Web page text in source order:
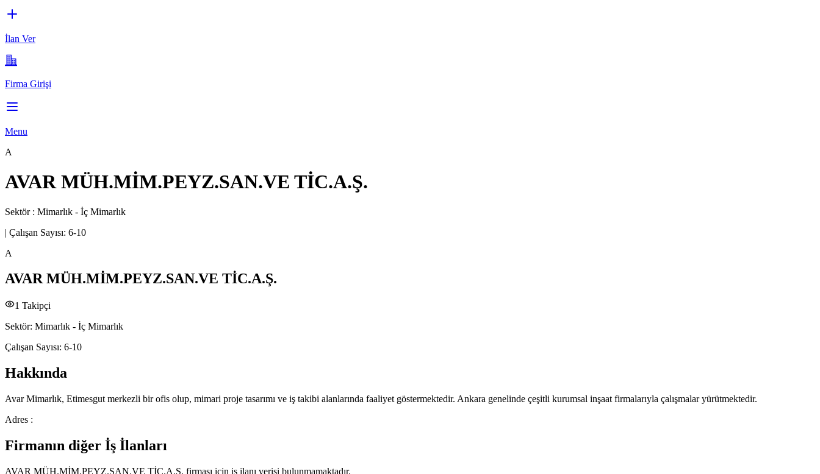
İlan Ver
Firma Girişi
Menu
A
AVAR MÜH.MİM.PEYZ.SAN.VE TİC.A.Ş.
Sektör : Mimarlık - İç Mimarlık
| Çalışan Sayısı: 6-10
A
AVAR MÜH.MİM.PEYZ.SAN.VE TİC.A.Ş.
1 Takipçi
Sektör: Mimarlık - İç Mimarlık
Çalışan Sayısı: 6-10
Hakkında
Avar Mimarlık, Etimesgut merkezli bir ofis olup, mimari proje tasarımı ve iş takibi alanlarında faaliyet göstermektedir. Ankara genelinde çeşitli kurumsal inşaat firmalarıyla çalışmalar yürütmektedir.
Adres :
Firmanın diğer İş İlanları
AVAR MÜH.MİM.PEYZ.SAN.VE TİC.A.Ş. firması için iş ilanı verisi bulunmamaktadır.